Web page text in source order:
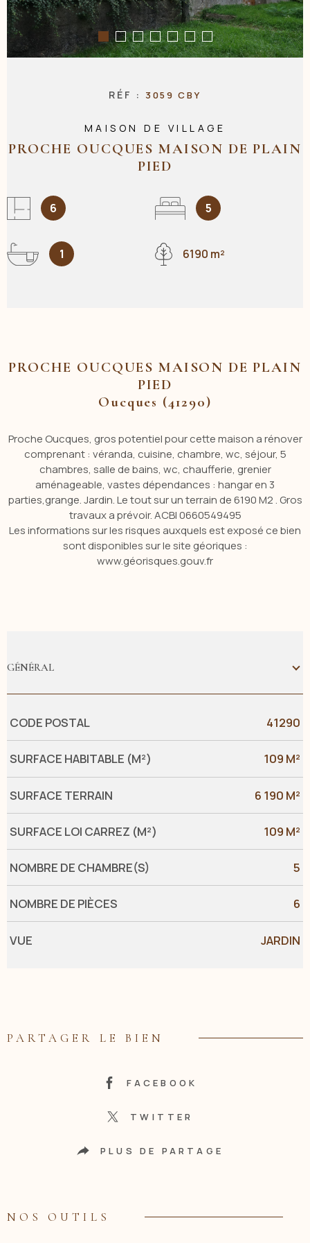
NOS
RÉF : 3059 CBY
MAISON DE VILLAGE
PROCHE OUCQUES MAISON DE PLAIN
PIED
6 5
1 6190 m²
PROCHE OUCQUES MAISON DE PLAIN
PIED
Oucques (41290)
Proche Oucques, gros potentiel pour cette maison a rénover
comprenant : véranda, cuisine, chambre, wc, séjour, 5
chambres, salle de bains, wc, chaufferie, grenier
aménageable, vastes dépendances : hangar en 3
parties,grange. Jardin. Le tout sur un terrain de 6190 M2 . Gros
travaux a prévoir. ACBI 0660549495
Les informations sur les risques auxquels est exposé ce bien
sont disponibles sur le site géoriques :
www.géorisques.gouv.fr
GÉNÉRAL
Caractérisque Valeurs
CODE POSTAL 41290
SURFACE HABITABLE (M²) 109 M²
SURFACE TERRAIN 6 190 M²
SURFACE LOI CARREZ (M²) 109 M²
NOMBRE DE CHAMBRE(S) 5
NOMBRE DE PIÈCES 6
VUE JARDIN
PARTAGER LE BIEN
FACEBOOK
TWITTER
PLUS DE PARTAGE
NOS OUTILS